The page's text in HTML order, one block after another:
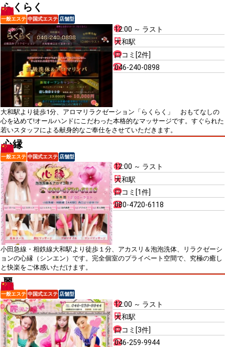
らくらく
一般エステ 中国式エステ 店舗型
12:00 ～ ラスト
大和駅
口コミ[2件]
046-240-0898
大和駅より徒歩1分、アロマリラクゼーション「らくらく」 おもてなしの
心を込めて!オールハンドにこだわった本格的なマッサージです。すぐられた
若いスタッフによる献身的なご奉仕をさせていただきます。
心縁
一般エステ 中国式エステ 店舗型
12:00 ～ ラスト
大和駅
口コミ[1件]
080-4720-6118
小田急線・相鉄線大和駅より徒歩１分、アカスリ＆泡泡洗体、リラクゼーシ
ョンの心縁（シンエン）です。完全個室のプライベート空間で、究極の癒し
と快楽をご体感いただけます。
麗
一般エステ 中国式エステ 店舗型
12:00 ～ ラスト
大和駅
口コミ[3件]
046-259-9944